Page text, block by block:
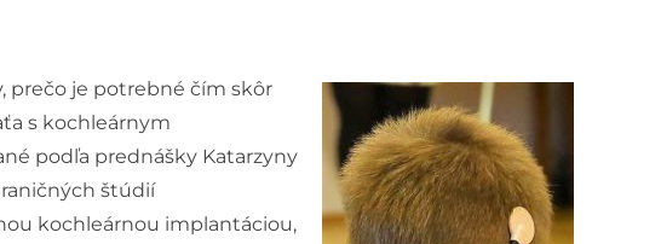
prečo je potrebné čím skôr
s kochleárnym
podľa prednášky Katarzyny
štúdií
kochleárnou implantáciou,